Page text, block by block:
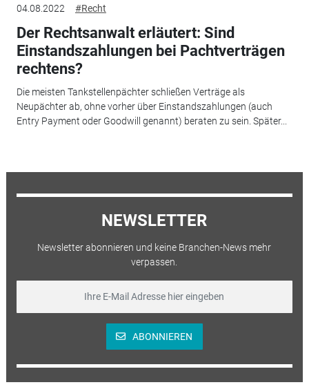
04.08.2022 #Recht
Der Rechtsanwalt erläutert: Sind
Einstandszahlungen bei Pachtverträgen
rechtens?
Die meisten Tankstellenpächter schließen Verträge als
Neupächter ab, ohne vorher über Einstandszahlungen (auch
Entry Payment oder Goodwill genannt) beraten zu sein. Später...
NEWSLETTER
Newsletter abonnieren und keine Branchen-News mehr
verpassen.
ABONNIEREN